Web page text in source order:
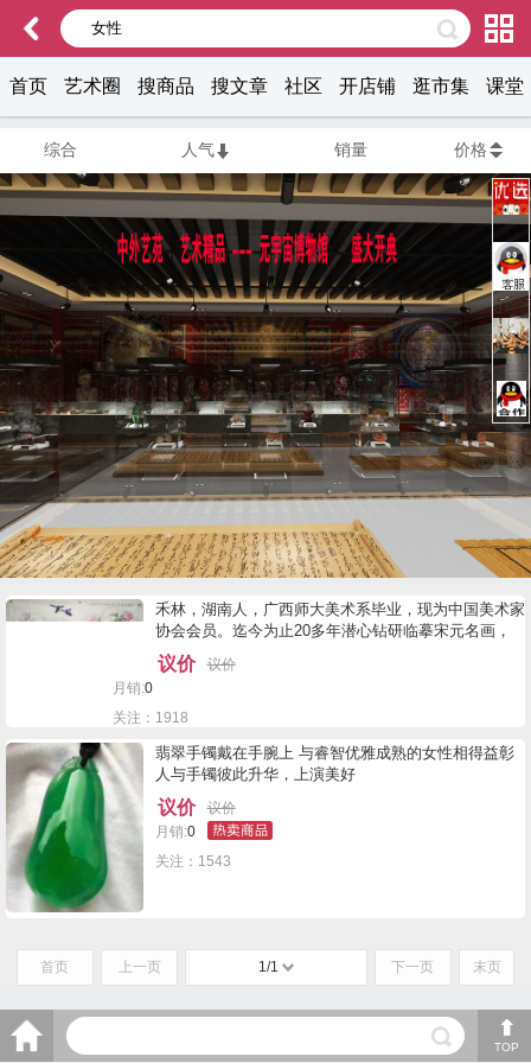
首页 艺术圈 搜商品 搜文章 社区 开店铺 逛市集 课堂
综合 人气 销量 价格
禾林，湖南人，广西师大美术系毕业，现为中国美术家
协会会员。迄今为止20多年潜心钻研临摹宋元名画，
坚持写生、教学创作，幸得喻继高老师指点，在女性画
家中尤以擅长工笔、小写意花鸟、人物著称。
议价
议价
月销:0
关注：1918
翡翠手镯戴在手腕上 与睿智优雅成熟的女性相得益彰
人与手镯彼此升华，上演美好
议价
议价
月销:0
关注：1543
首页 上一页 1/1 下一页 末页
TOP